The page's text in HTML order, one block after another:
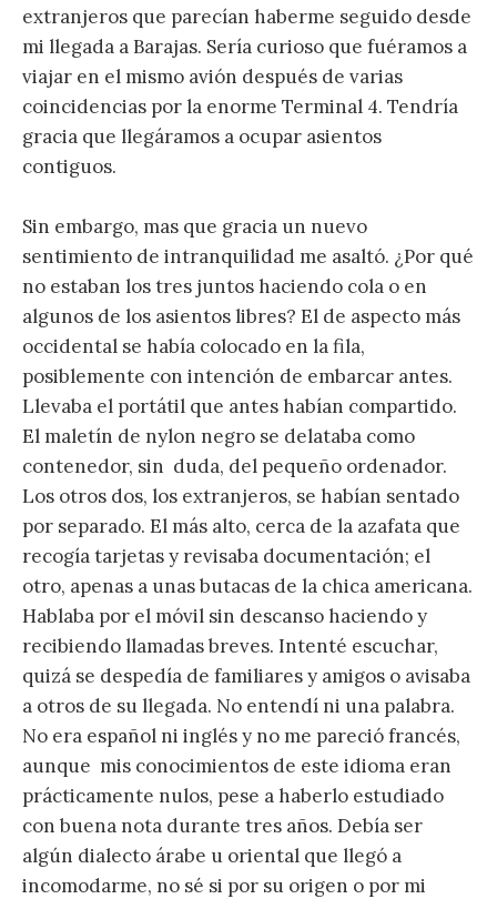
extranjeros que parecían haberme seguido desde
mi llegada a Barajas. Sería curioso que fuéramos a
viajar en el mismo avión después de varias
coincidencias por la enorme Terminal 4. Tendría
gracia que llegáramos a ocupar asientos
contiguos.
Sin embargo, mas que gracia un nuevo
sentimiento de intranquilidad me asaltó. ¿Por qué
no estaban los tres juntos haciendo cola o en
algunos de los asientos libres? El de aspecto más
occidental se había colocado en la fila,
posiblemente con intención de embarcar antes.
Llevaba el portátil que antes habían compartido.
El maletín de nylon negro se delataba como
contenedor, sin duda, del pequeño ordenador.
Los otros dos, los extranjeros, se habían sentado
por separado. El más alto, cerca de la azafata que
recogía tarjetas y revisaba documentación; el
otro, apenas a unas butacas de la chica americana.
Hablaba por el móvil sin descanso haciendo y
recibiendo llamadas breves. Intenté escuchar,
quizá se despedía de familiares y amigos o avisaba
a otros de su llegada. No entendí ni una palabra.
No era español ni inglés y no me pareció francés,
aunque mis conocimientos de este idioma eran
prácticamente nulos, pese a haberlo estudiado
con buena nota durante tres años. Debía ser
algún dialecto árabe u oriental que llegó a
incomodarme, no sé si por su origen o por mi